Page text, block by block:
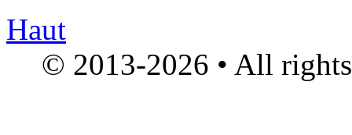
Haut
© 2013-2026 • All rights